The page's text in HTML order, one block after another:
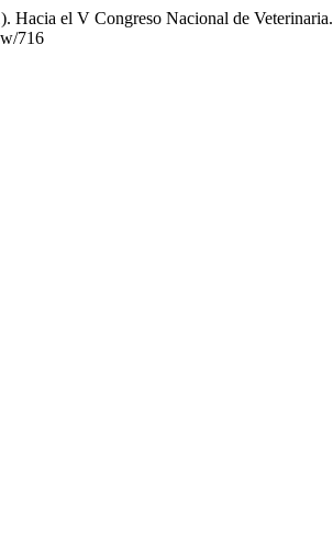
Hacia el V Congreso Nacional de Veterinaria.
716